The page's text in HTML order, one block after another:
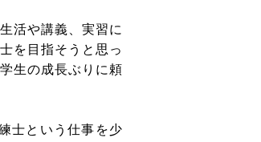
活や講義、実習に
を目指そうと思っ
生の成長ぶりに頼
士という仕事を少